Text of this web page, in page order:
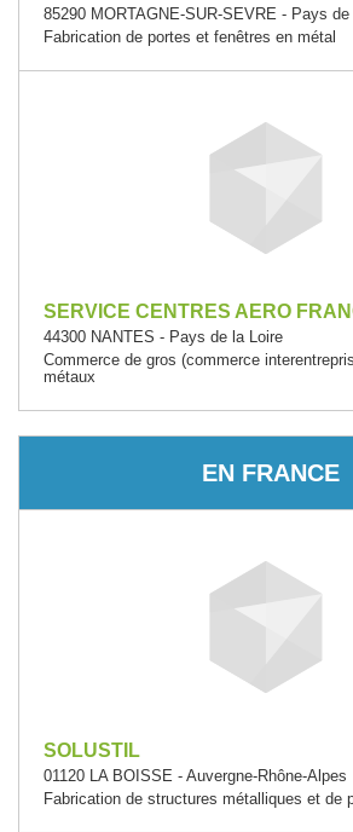
85290 MORTAGNE-SUR-SEVRE - Pays
Fabrication de portes et fenêtres en métal
SERVICE CENTRES AERO
44300 NANTES - Pays de la Loire
Commerce de gros (commerce
métaux
EN FRANCE
SOLUSTIL
01120 LA BOISSE - Auvergne-Rhône-Alpes
Fabrication de structures métalliques et de